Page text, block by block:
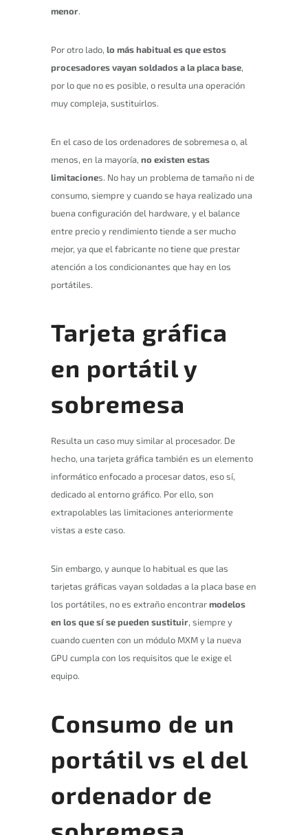
menor.
Por otro lado, lo más habitual es que estos
procesadores vayan soldados a la placa base,
por lo que no es posible, o resulta una operación
muy compleja, sustituirlos.
En el caso de los ordenadores de sobremesa o, al
menos, en la mayoría, no existen estas
limitaciones. No hay un problema de tamaño ni de
consumo, siempre y cuando se haya realizado una
buena configuración del hardware, y el balance
entre precio y rendimiento tiende a ser mucho
mejor, ya que el fabricante no tiene que prestar
atención a los condicionantes que hay en los
portátiles.
Tarjeta gráfica
en portátil y
sobremesa
Resulta un caso muy similar al procesador. De
hecho, una tarjeta gráfica también es un elemento
informático enfocado a procesar datos, eso sí,
dedicado al entorno gráfico. Por ello, son
extrapolables las limitaciones anteriormente
vistas a este caso.
Sin embargo, y aunque lo habitual es que las
tarjetas gráficas vayan soldadas a la placa base en
los portátiles, no es extraño encontrarmodelos
en los que sí se pueden sustituir, siempre y
cuando cuenten con un módulo MXM y la nueva
GPU cumpla con los requisitos que le exige el
equipo.
Consumo de un
portátil vs el del
ordenador de